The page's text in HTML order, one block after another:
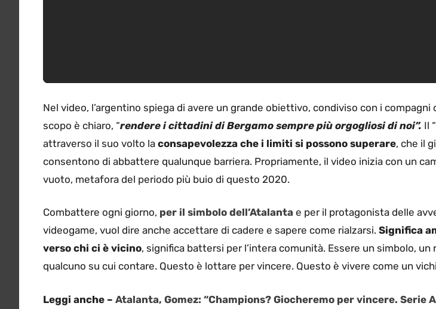
Nel video, l’argentino spiega di avere un grande obiettivo, condiviso con i compagni
scopo è chiaro, “rendere i cittadini di Bergamo sempre più orgogliosi di noi”. Il
attraverso il suo volto la consapevolezza che i limiti si possono superare, che il
consentono di abbattere qualunque barriera. Propriamente, il video inizia con un
vuoto, metafora del periodo più buio di questo 2020.
Combattere ogni giorno, per il simbolo dell’Atalanta e per il protagonista delle
videogame, vuol dire anche accettare di cadere e sapere come rialzarsi. Significa
verso chi ci è vicino, significa battersi per l’intera comunità. Essere un simbolo, un
qualcuno su cui contare. Questo è lottare per vincere. Questo è vivere come un
Leggi anche – Atalanta, Gomez: “Champions? Giocheremo per vincere. Serie